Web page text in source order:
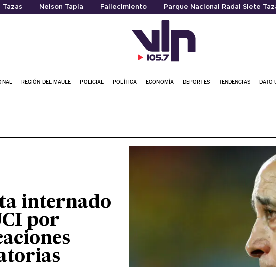
Tazas Nelson Tapia Fallecimiento Parque Nacional Radal Siete
REGIÓN DEL MAULE POLICIAL POLÍTICA ECONOMÍA DEPORTES TENDENCIAS DATO
internado
por